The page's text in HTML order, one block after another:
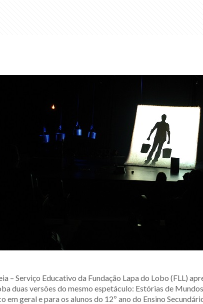
– Serviço Educativo da Fundação Lapa do Lobo (FLL)
duas versões do mesmo espetáculo: Estórias de
geral e para os alunos do 12º ano do Ensino